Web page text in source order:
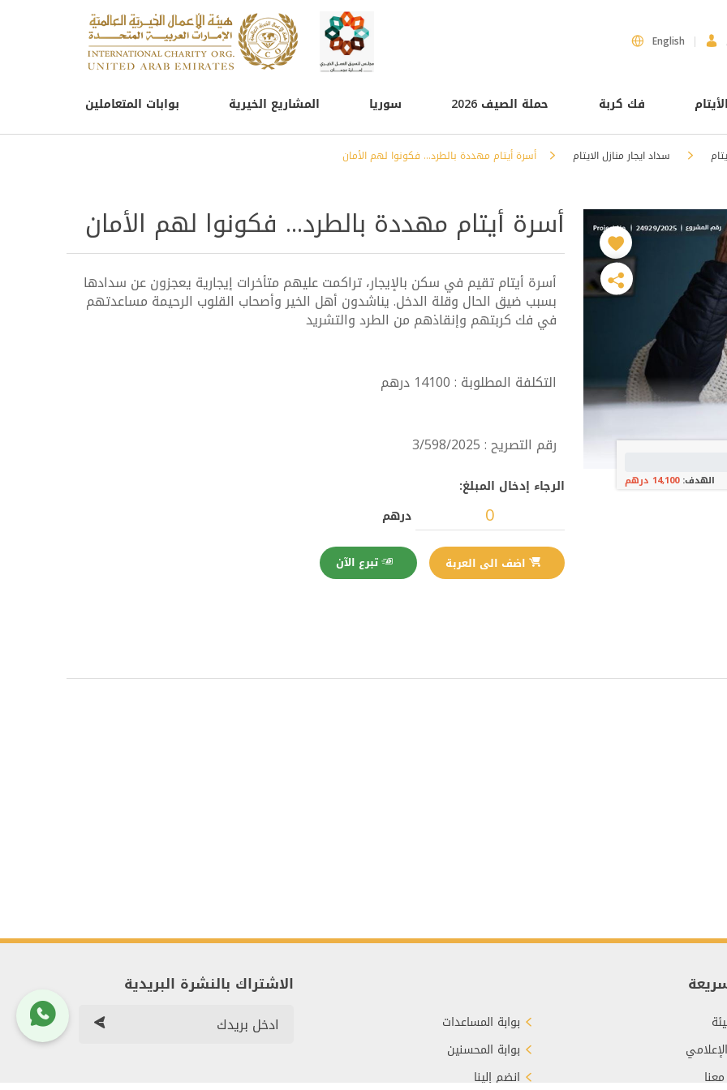
English
فك كربة حملة الصيف 2026 سوريا المشاريع الخيرية
سداد ايجار منازل الايتام أسرة أيتام مهددة بالطرد... فكونوا لهم الأمان
الهدف:14,100 درهم
أسرة أيتام مهددة بالطرد... فكونوا لهم الأمان
أسرة أيتام تقيم في سكن بالإيجار، تراكمت عليهم متأخرات إيجارية يعجزون عن سدادها
بسبب ضيق الحال وقلة الدخل. يناشدون أهل الخير وأصحاب القلوب الرحيمة مساعدتهم
في فك كربتهم وإنقاذهم من الطرد والتشريد
التكلفة المطلوبة : 14100 درهم
رقم التصريح : 3/598/2025
الرجاء إدخال المبلغ:
درهم
تبرع الآن
بوابة المساعدات
بوابة المحسنين
انضم إلينا
الاشتراك بالنشرة البريدية